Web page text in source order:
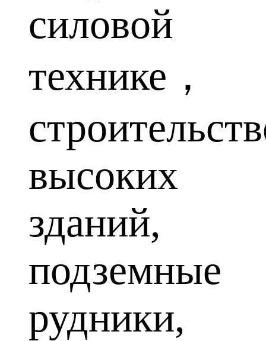
силовой
технике，
высоких
зданий,
подземные
рудники,